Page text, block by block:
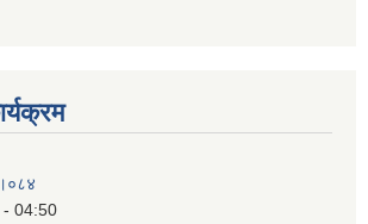
04:50